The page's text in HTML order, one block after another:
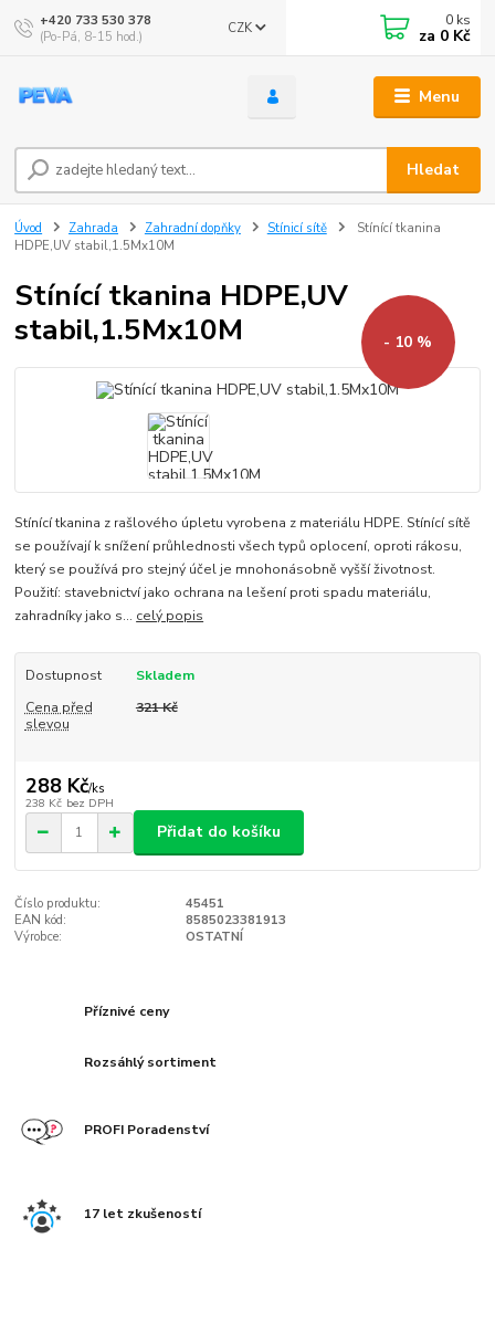
Menu
CZK
Hledat
+420 733 530 378
(Po-Pá, 8-15 hod.)
0 ks
za 0 Kč
Úvod Zahrada Zahradní dopňky Stínicí sítě
Stínící tkanina
HDPE,UV stabil,1.5Mx10M
Stínící tkanina HDPE,UV
stabil,1.5Mx10M
- 10 %
Stínící tkanina z rašlového úpletu vyrobena z materiálu HDPE. Stínící sítě
se používají k snížení průhlednosti všech typů oplocení, oproti rákosu,
který se používá pro stejný účel je mnohonásobně vyšší životnost.
Použití: stavebnictví jako ochrana na lešení proti spadu materiálu,
zahradníky jako s... celý popis
Dostupnost
Skladem
Cena před
slevou
321 Kč
288 Kč/ks
238 Kč bez DPH
Přidat do košíku
Číslo produktu:
45451
EAN kód:
8585023381913
Výrobce:
OSTATNÍ
Příznivé ceny
Rozsáhlý sortiment
PROFI Poradenství
17 let zkušeností